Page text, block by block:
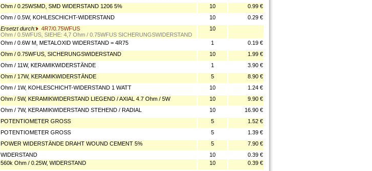
Ohm / 0.25WSMD, SMD WIDERSTAND 1206 5% 10
0.99 €
Ohm / 0.5W, KOHLESCHICHT-WIDERSTAND 10
0.29 €
Ersetzt durch:
4R7/0.75WFUS
Ohm / 0.5WFUS, SIEHE: 4,7 Ohm / 0.75WFUS SICHERUNGSWIDERSTAND
10
Ohm / 0.6W M, METALOXID WIDERSTAND = 4R75 1
0.19 €
Ohm / 0.75WFUS, SICHERUNGSWIDERSTAND 10
1.99 €
Ohm / 11W, KERAMIKWIDERSTÄNDE 1
3.90 €
Ohm / 17W, KERAMIKWIDERSTÄNDE 5
8.90 €
Ohm / 1W, KOHLESCHICHT-WIDERSTAND 1 WATT 10
1.24 €
Ohm / 5W, KERAMIKWIDERSTAND LIEGEND / AXIAL 4.7 Ohm / 5W 10
9.90 €
Ohm / 7W, KERAMIKWIDERSTAND STEHEND / RADIAL 10
16.90 €
POTENTIOMETER GROSS 5
1.52 €
POTENTIOMETER GROSS 5
1.39 €
POWER WIDERSTÄNDE DRAHT WOUND CEMENT 5% 5
7.90 €
WIDERSTAND 10
0.39 €
560k Ohm / 0.25W, WIDERSTAND 10 0.39 €